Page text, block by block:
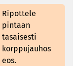
Ripottele
pintaan
tasaisesti
korppujauhos
eos.